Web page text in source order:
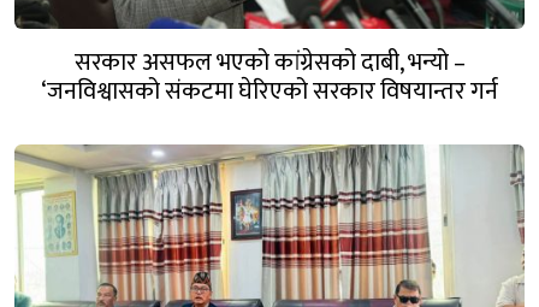
सरकार असफल भएको कांग्रेसको दाबी, भन्यो –
‘जनविश्वासको संकटमा घेरिएको सरकार विषयान्तर गर्न